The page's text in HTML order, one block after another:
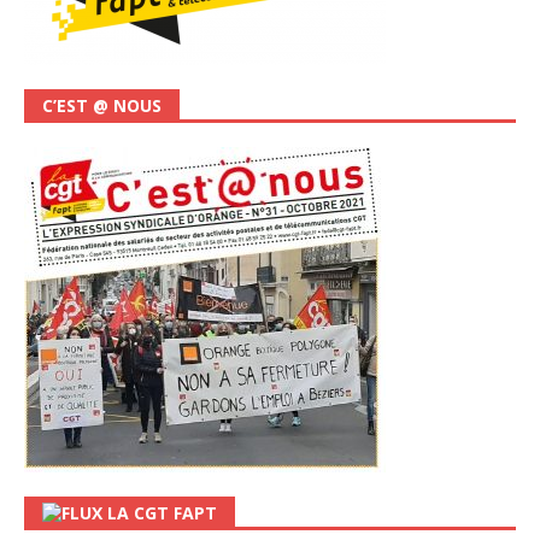
C’EST @ NOUS
LA CGT FAPT